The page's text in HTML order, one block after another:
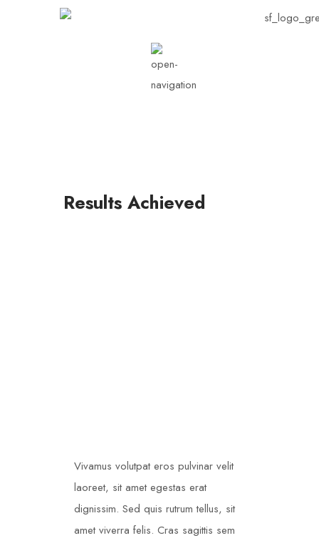
Results Achieved
Vivamus volutpat eros pulvinar velit
laoreet, sit amet egestas erat
dignissim. Sed quis rutrum tellus, sit
amet viverra felis. Cras sagittis sem